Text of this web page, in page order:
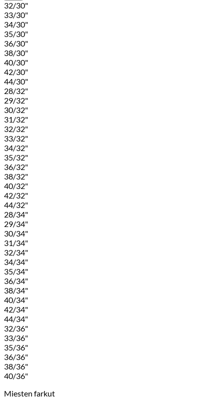
32/30"
33/30"
34/30"
35/30"
36/30"
38/30"
40/30"
42/30"
44/30"
28/32"
29/32"
30/32"
31/32"
32/32"
33/32"
34/32"
35/32"
36/32"
38/32"
40/32"
42/32"
44/32"
28/34"
29/34"
30/34"
31/34"
32/34"
34/34"
35/34"
36/34"
38/34"
40/34"
42/34"
44/34"
32/36"
33/36"
35/36"
36/36"
38/36"
40/36"
Miesten farkut